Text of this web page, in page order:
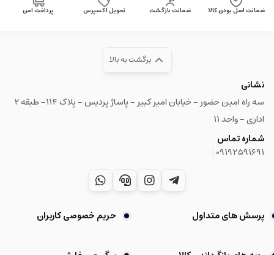
ضمانت اصل بودن کالا ضمانت بازگشت تحویل اکسپرس پرداخت امن
برگشت به بالا
نشانی
سه راه امین حضور - خیابان امیر کبیر - پاساژ پردیس - پلاک ۱۱۴- طبقه ۲
اداری - واحد ۱۱
شماره تماس
09192591691
پرسش های متداول حریم خصوصی کاربران